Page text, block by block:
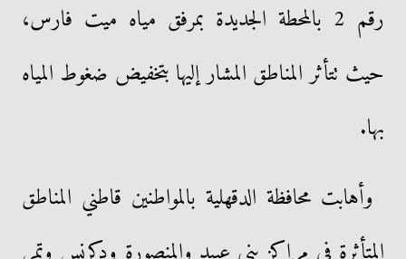
رقم 2 بالمحطة الجديدة بمرفق مياه ميت فارس،
حيث تتأثر المناطق المشار إليها بتخفيض ضغوط المياه
بها.
وأهابت محافظة الدقهلية بالمواطنين قاطني المناطق